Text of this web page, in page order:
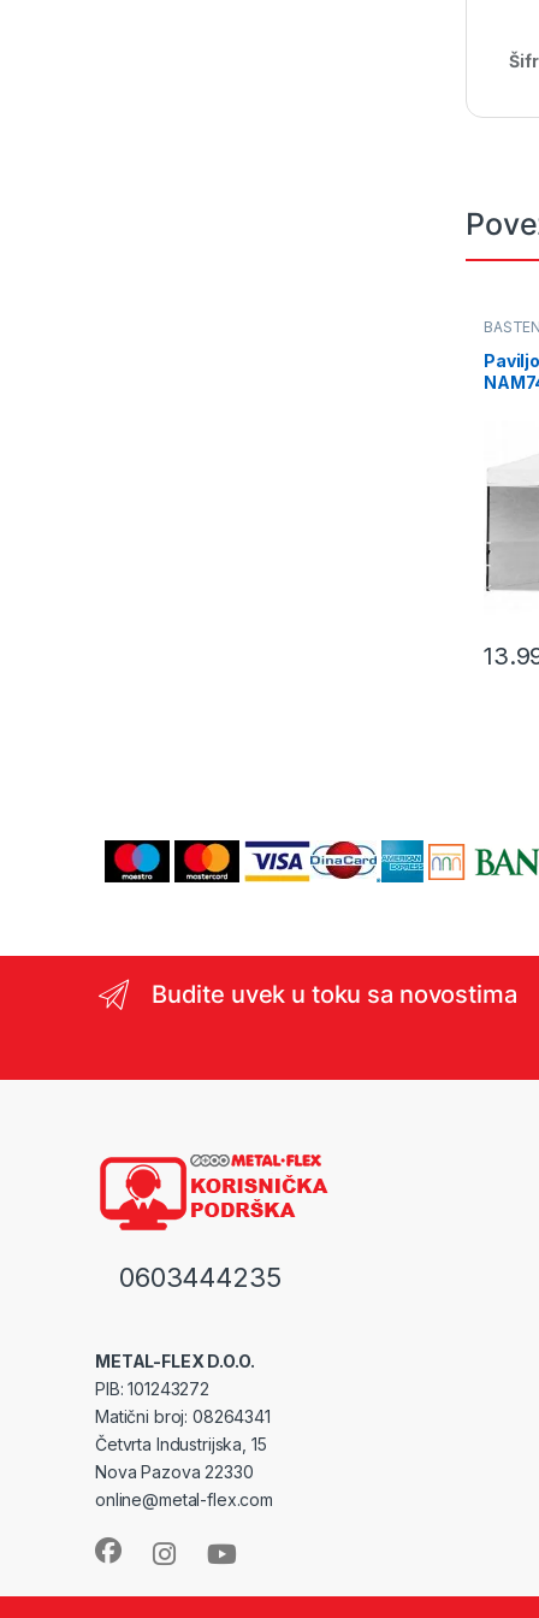
Budite uvek u toku sa novostima
0603444235
METAL-FLEX D.O.O.
PIB: 101243272
Matični broj: 08264341
Četvrta Industrijska, 15
Nova Pazova 22330
online@metal-flex.com